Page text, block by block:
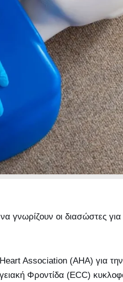
οι διασώστες για
Association (AHA) για
Φροντίδα (ECC)